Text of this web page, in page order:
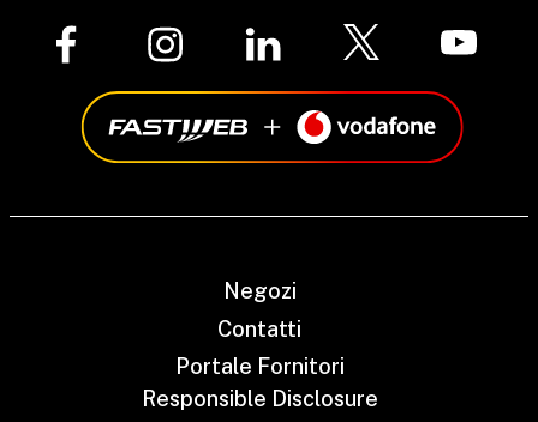
Negozi
Contatti
Portale Fornitori
Responsible Disclosure